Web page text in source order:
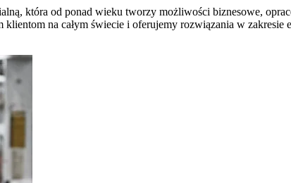
która od ponad wieku tworzy możliwości biznesowe,
na całym świecie i oferujemy rozwiązania w